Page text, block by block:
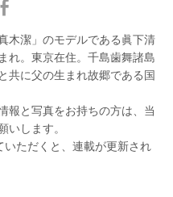
木潔」のモデルである眞下清
れ。東京在住。千島歯舞諸島
共に父の生まれ故郷である国
報と写真をお持ちの方は、当
します。
ただくと、連載が更新され